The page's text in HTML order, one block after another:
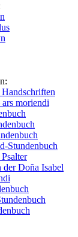
moriendi
Stundenbuch
der Doña Isabel